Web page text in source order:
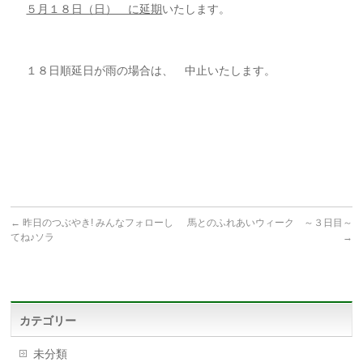
５月１８日（日） に延期いたします。
１８日順延日が雨の場合は、 中止いたします。
← 昨日のつぶやき! みんなフォローし
てね♪ソラ
馬とのふれあいウィーク ～３日目～
→
カテゴリー
未分類